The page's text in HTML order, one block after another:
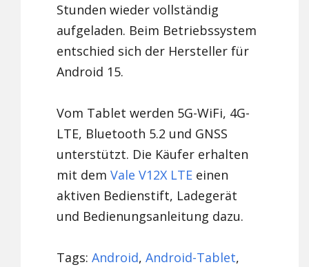
Stunden wieder vollständig
aufgeladen. Beim Betriebssystem
entschied sich der Hersteller für
Android 15.
Vom Tablet werden 5G-WiFi, 4G-
LTE, Bluetooth 5.2 und GNSS
unterstützt. Die Käufer erhalten
mit demVale V12X LTE einen
aktiven Bedienstift, Ladegerät
und Bedienungsanleitung dazu.
Tags:Android,Android-Tablet,